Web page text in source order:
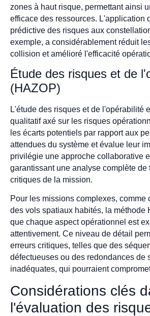
zones à haut risque, permettant ainsi
efficace des ressources. L'application
prédictive des risques aux
exemple, a considérablement réduit
collision et amélioré l'efficacité
Étude des risques et de
(HAZOP)
L'étude des risques et de l'opérabilité
qualitatif axé sur les risques
les écarts potentiels par rapport aux
attendues du système et évalue leur
privilégie une approche collaborative
garantissant une analyse complète de
critiques de la mission.
Pour les missions complexes, comme
des vols spatiaux habités, la méthode
que chaque aspect opérationnel est
attentivement. Ce niveau de détail
erreurs critiques, telles que des
défectueuses ou des redondances de
inadéquates, qui pourraient
Considérations clés
l'évaluation des